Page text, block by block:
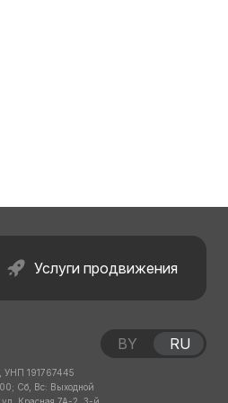
Услуги продвижения
191767445
Сб, Вс: Выходной
BY RU